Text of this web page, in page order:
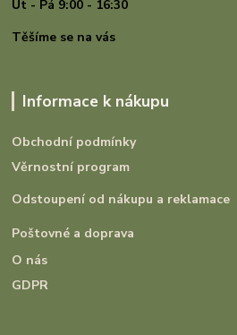
Út - Pá 9:00 - 16:30
Těšíme se na vás
Informace k nákupu
Obchodní podmínky
Věrnostní program
Odstoupení od nákupu a reklamace
Poštovné a doprava
O nás
GDPR